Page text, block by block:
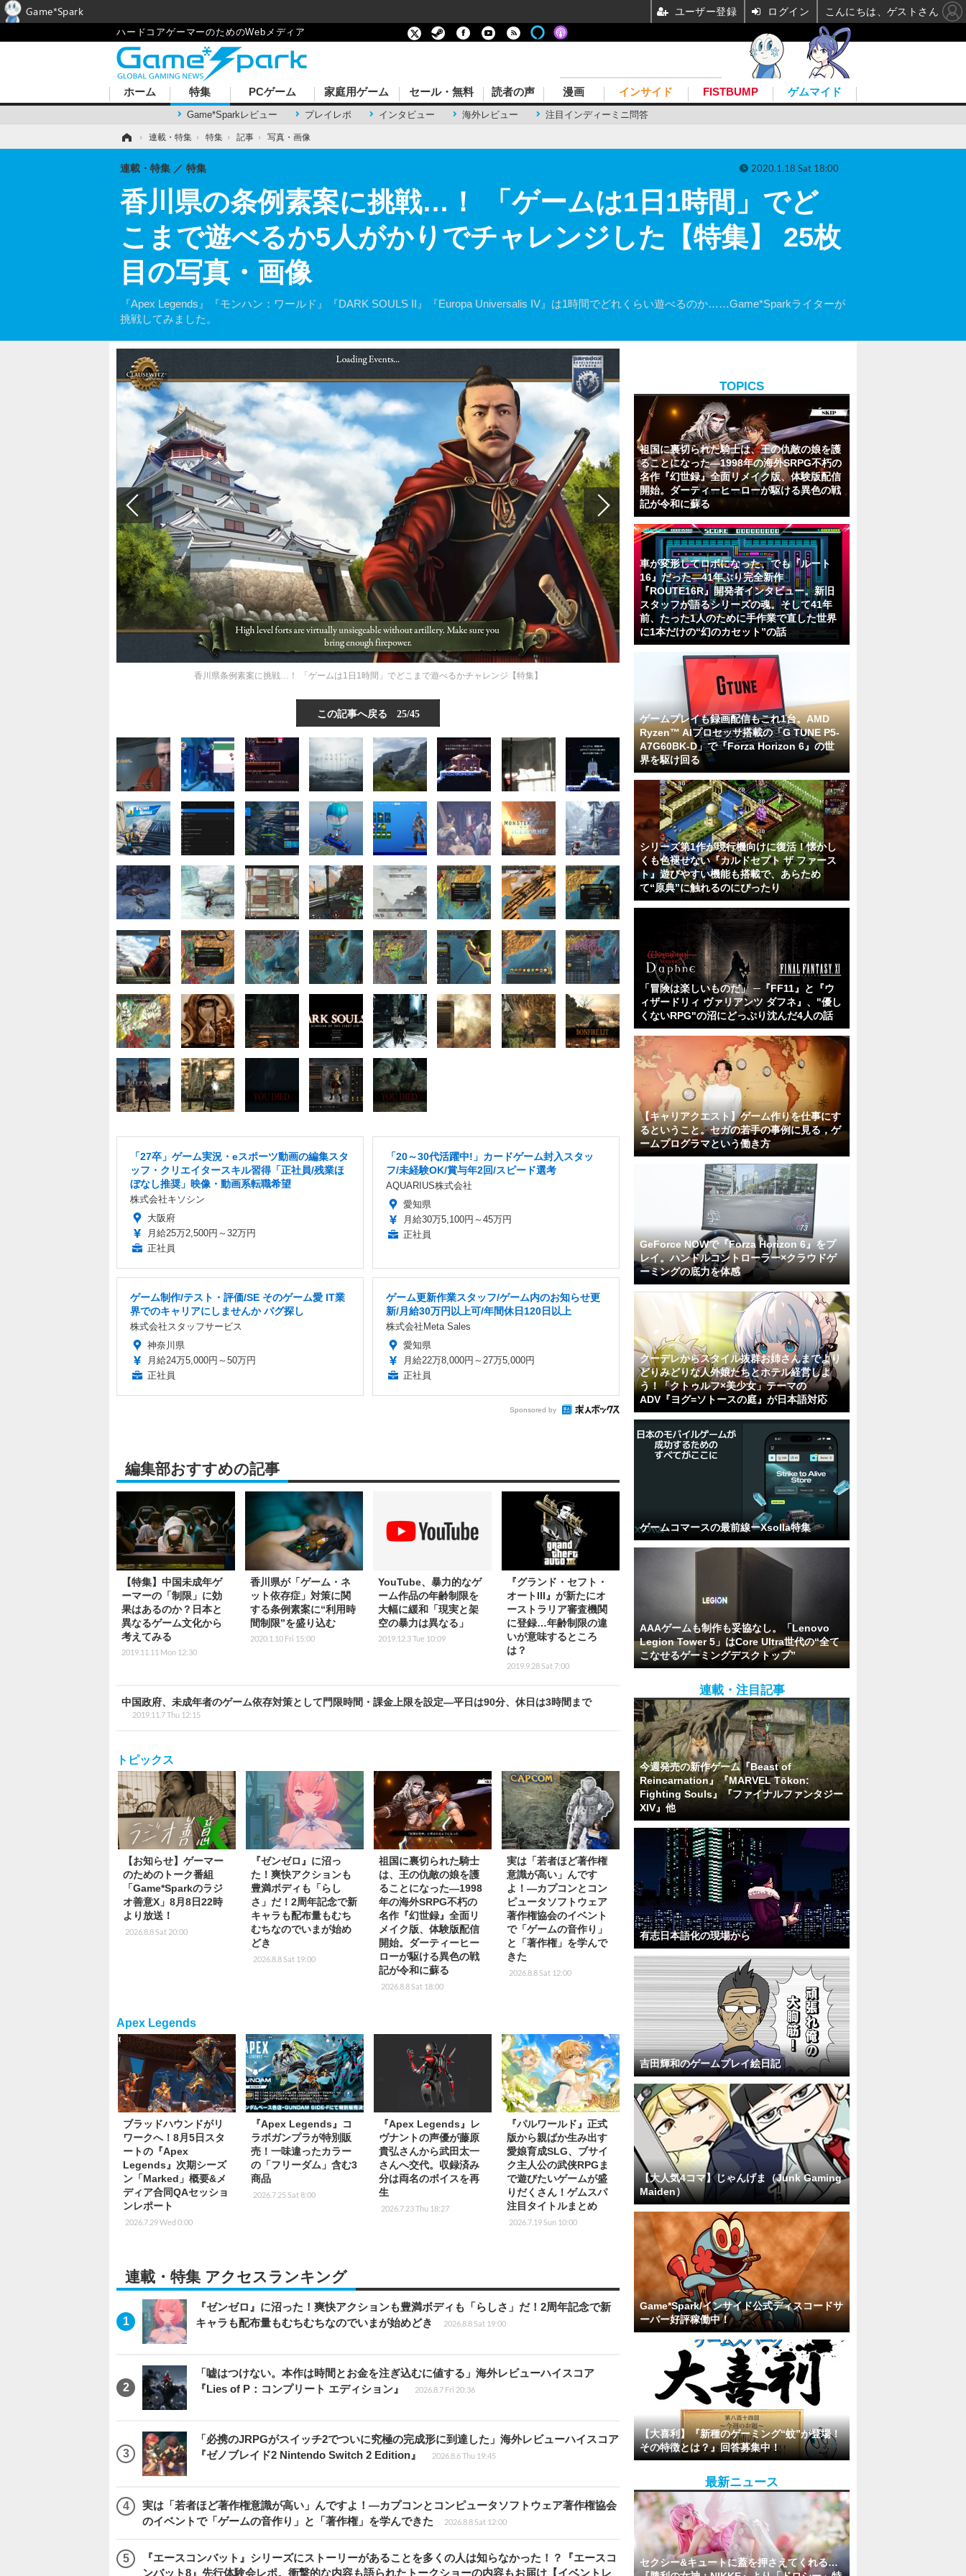
ハードコアゲーマーのためのWebメディア
ホーム 特集
Game*Sparkレビュー プレイレポ インタビュー 海外レビュー 注目インディーミニ問答
PCゲーム 家庭用ゲーム セール・無料 読者の声 漫画 インサイド FISTBUMP ゲムマイド
› 連載・特集 › 特集 › 記事 › 写真・画像
香川県の条例素案に挑戦…！ 「ゲームは1日1時間」でど
こまで遊べるか5人がかりでチャレンジした【特集】 25枚
目の写真・画像
『Apex Legends』『モンハン：ワールド』『DARK SOULS II』『Europa Universalis IV』は1時間でどれくらい遊べるのか……Game*Sparkライターが
挑戦してみました。
連載・特集 特集 2020.1.18 Sat 18:00
香川県条例素案に挑戦…！ 「ゲームは1日1時間」でどこまで遊べるかチャレンジ【特集】
この記事へ戻る 25/45
「27卒」ゲーム実況・eスポーツ動画の編集スタ
ッフ・クリエイタースキル習得「正社員/残業ほ
ぼなし推奨」映像・動画系転職希望
株式会社キソシン
大阪府
月給25万2,500円～32万円
正社員
「20～30代活躍中!」カードゲーム封入スタッ
フ/未経験OK/賞与年2回/スピード選考
AQUARIUS株式会社
愛知県
月給30万5,100円～45万円
正社員
ゲーム制作/テスト・評価/SE そのゲーム愛 IT業
界でのキャリアにしませんか バグ探し
株式会社スタッフサービス
神奈川県
月給24万5,000円～50万円
正社員
ゲーム更新作業スタッフ/ゲーム内のお知らせ更
新/月給30万円以上可/年間休日120日以上
株式会社Meta Sales
愛知県
月給22万8,000円～27万5,000円
正社員
Sponsored by
編集部おすすめの記事
【特集】中国未成年ゲ
ーマーの「制限」に効
果はあるのか？日本と
異なるゲーム文化から
考えてみる
2019.11.11 Mon 12:30
香川県が「ゲーム・ネ
ット依存症」対策に関
する条例素案に“利用時
間制限”を盛り込む
2020.1.10 Fri 15:00
YouTube、暴力的なゲ
ーム作品の年齢制限を
大幅に緩和「現実と架
空の暴力は異なる」
2019.12.3 Tue 10:09
『グランド・セフト・
オートIII』が新たにオ
ーストラリア審査機関
に登録…年齢制限の違
いが意味するところ
は？
2019.9.28 Sat 7:00
中国政府、未成年者のゲーム依存対策として門限時間・課金上限を設定―平日は90分、休日は3時間まで
2019.11.7 Thu 12:15
トピックス
【お知らせ】ゲーマー
のためのトーク番組
「Game*Sparkのラジ
オ善意X」8月8日22時
より放送！
2026.8.8 Sat 20:00
『ゼンゼロ』に沼っ
た！爽快アクションも
豊満ボディも「らし
さ」だ！2周年記念で新
キャラも配布量もむち
むちなのでいまが始め
どき
2026.8.8 Sat 19:00
祖国に裏切られた騎士
は、王の仇敵の娘を護
ることになった―1998
年の海外SRPG不朽の
名作『幻世録』全面リ
メイク版、体験版配信
開始。ダーティーヒー
ローが駆ける異色の戦
記が令和に蘇る
2026.8.8 Sat 18:00
実は「若者ほど著作権
意識が高い」んです
よ！―カプコンとコン
ピュータソフトウェア
著作権協会のイベント
で「ゲームの音作り」
と「著作権」を学んで
きた
2026.8.8 Sat 12:00
Apex Legends
ブラッドハウンドがリ
ワークへ！8月5日スタ
ートの『Apex
Legends』次期シーズ
ン「Marked」概要&メ
ディア合同QAセッショ
ンレポート
2026.7.29 Wed 0:00
『Apex Legends』コ
ラボガンプラが特別販
売！一味違ったカラー
の「フリーダム」含む3
商品
2026.7.25 Sat 8:00
『Apex Legends』レ
ヴナントの声優が藤原
貴弘さんから武田太一
さんへ交代。収録済み
分は両名のボイスを再
生
2026.7.23 Thu 18:27
『パルワールド』正式
版から親ばか生み出す
愛娘育成SLG、ブサイ
ク主人公の武侠RPGま
で遊びたいゲームが盛
りだくさん！ゲムスパ
注目タイトルまとめ
2026.7.19 Sun 10:00
連載・特集 アクセスランキング
『ゼンゼロ』に沼った！爽快アクションも豊満ボディも「らしさ」だ！2周年記念で新
キャラも配布量もむちむちなのでいまが始めどき
2026.8.8 Sat 19:00
「嘘はつけない。本作は時間とお金を注ぎ込むに値する」海外レビューハイスコア
『Lies of P：コンプリート エディション』
2026.8.7 Fri 20:36
「必携のJRPGがスイッチ2でついに究極の完成形に到達した」海外レビューハイスコア
『ゼノブレイド2 Nintendo Switch 2 Edition』
2026.8.6 Thu 19:45
実は「若者ほど著作権意識が高い」んですよ！―カプコンとコンピュータソフトウェア著作権協会
のイベントで「ゲームの音作り」と「著作権」を学んできた
2026.8.8 Sat 12:00
『エースコンバット』シリーズにストーリーがあることを多くの人は知らなかった！？『エースコ
ンバット8』先行体験会レポ。衝撃的な内容も語られたトークショーの内容もお届け【イベントレ
TOPICS
祖国に裏切られた騎士は、王の仇敵の娘を護
ることになった―1998年の海外SRPG不朽の
名作『幻世録』全面リメイク版、体験版配信
開始。ダーティーヒーローが駆ける異色の戦
記が令和に蘇る
車が変形してロボになった、でも『ルート
16』だった―41年ぶり完全新作
『ROUTE16R』開発者インタビュー。新旧
スタッフが語るシリーズの魂。そして41年
前、たった1人のために手作業で直した世界
に1本だけの“幻のカセット”の話
ゲームプレイも録画配信もこれ1台。AMD
Ryzen™ AIプロセッサ搭載の「G TUNE P5-
A7G60BK-D」で『Forza Horizon 6』の世
界を駆け回る
シリーズ第1作が現行機向けに復活！懐かし
くも色褪せない『カルドセプト ザ ファース
ト』遊びやすい機能も搭載で、あらため
て“原典”に触れるのにぴったり
「冒険は楽しいものだ」 ─『FF11』と『ウ
ィザードリィ ヴァリアンツ ダフネ』、"優し
くないRPG"の沼にどっぷり沈んだ4人の話
【キャリアクエスト】ゲーム作りを仕事にす
るということ。セガの若手の事例に見る，ゲ
ームプログラマという働き方
GeForce NOWで『Forza Horizon 6』をプ
レイ。ハンドルコントローラー×クラウドゲ
ーミングの底力を体感
クーデレからスタイル抜群お姉さんまでより
どりみどりな人外娘たちとホテル経営しよ
う！「クトゥルフ×美少女」テーマの
ADV『ヨグ=ソトースの庭』が日本語対応
ゲームコマースの最前線ーXsolla特集
AAAゲームも制作も妥協なし。「Lenovo
Legion Tower 5」はCore Ultra世代の“全て
こなせるゲーミングデスクトップ”
連載・注目記事
今週発売の新作ゲーム『Beast of
Reincarnation』『MARVEL Tōkon:
Fighting Souls』『ファイナルファンタジー
XIV』他
有志日本語化の現場から
吉田輝和のゲームプレイ絵日記
【大人気4コマ】じゃんげま（Junk Gaming
Maiden）
Game*Spark/インサイド公式ディスコードサ
ーバー好評稼働中！
【大喜利】『新種のゲーミング“蚊”が登場！
その特徴とは？』回答募集中！
最新ニュース
セクシー&キュートに蓋を押さえてくれる…
Game*Spark ユーザー登録 ログイン こんにちは、ゲストさん